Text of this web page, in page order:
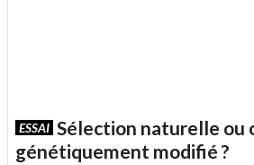
ESSAI Sélection naturelle ou
génétiquement modifié ?